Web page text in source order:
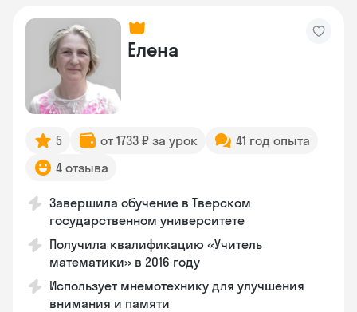
Елена
5 от 1733 ₽ за урок
41 год опыта
4 отзыва
Завершила обучение в Тверском
государственном университете
Получила квалификацию «Учитель
математики» в 2016 году
Использует мнемотехнику для улучшения
внимания и памяти